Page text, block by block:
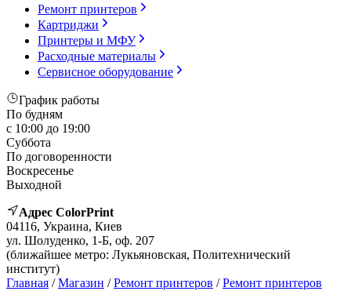
Ремонт принтеров
Картриджи
Принтеры и МФУ
Расходные материалы
Сервисное оборудование
График работы
По будням
с 10:00 до 19:00
Суббота
По договоренности
Воскресенье
Выходной
Адрес ColorPrint
04116, Украина, Киев
ул. Шолуденко, 1-Б, оф. 207
(ближайшее метро: Лукьяновская, Политехнический
институт)
Главная /Магазин /Ремонт принтеров /Ремонт принтеров